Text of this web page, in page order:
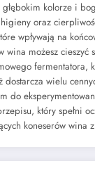
kolorze i
oraz
wpływają na
możesz cieszyć
fermentatora,
wielu
do
który spełni
koneserów wina